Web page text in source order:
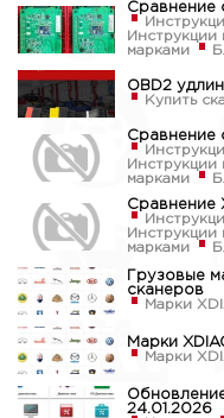
Сравнение
Инструкции
марками
OBD2
Купить
Сравнение
Инструкции
марками
Сравнение
Инструкции
марками
Грузовые
сканеров
Марки
Марки
Марки
24.01.2026